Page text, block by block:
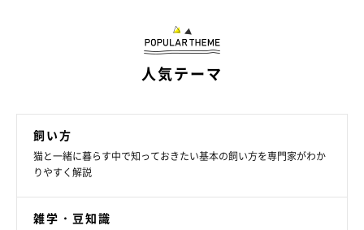
抱っこが苦手な猫におすすめの「ウトウト中にこっそり
り込ませ、軽く足を持って爪切りを行いましょう。こちらは、と
くに後ろ足を切るときに向いている方法です。
人気テーマ
飼い方
猫と一緒に暮らす中で知っておきたい基本の飼い方を専門家がわか
りやすく解説
雑学・豆知識